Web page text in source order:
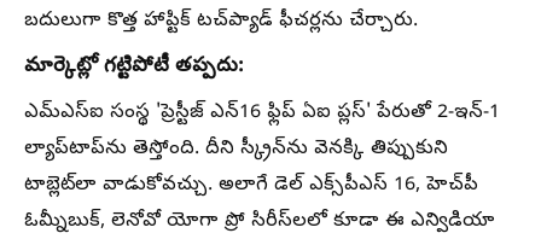
బదులుగా కొత్త హాప్టిక్ టచ్‌ప్యాడ్ ఫీచర్లను చేర్చారు.
మార్కెట్లో గట్టిపోటీ తప్పదు:
ఎమ్‌ఎస్‌ఐ సంస్థ 'ప్రెస్టీజ్ ఎన్16 ఫ్లిప్ ఏఐ ప్లస్' పేరుతో 2-ఇన్-1
ల్యాప్‌టాప్‌ను తెస్తోంది. దీని స్క్రీన్‌ను వెనక్కి తిప్పుకుని
టాబ్లెట్‌లా వాడుకోవచ్చు. అలాగే డెల్ ఎక్స్‌పీఎస్ 16, హెచ్‌పీ
ఓమ్నీబుక్, లెనోవో యోగా ప్రో సిరీస్‌లలో కూడా ఈ ఎన్విడియా